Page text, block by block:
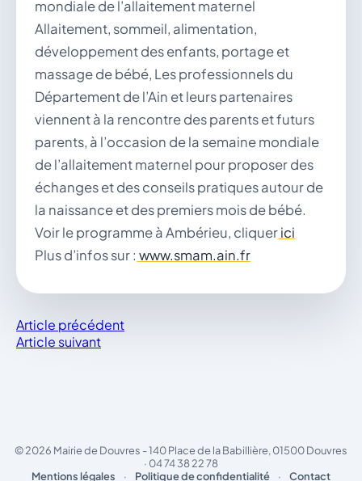
mondiale de l’allaitement maternel
Allaitement, sommeil, alimentation,
développement des enfants, portage et
massage de bébé, Les professionnels du
Département de l’Ain et leurs partenaires
viennent à la rencontre des parents et futurs
parents, à l’occasion de la semaine mondiale
de l’allaitement maternel pour proposer des
échanges et des conseils pratiques autour de
la naissance et des premiers mois de bébé.
Voir le programme à Ambérieu, cliquerici
Plus d’infos sur : www.smam.ain.fr
Article précédent
Article suivant
© 2026 Mairie de Douvres - 140 Place de la Babillière, 01500 Douvres
· 04 74 38 22 78
Mentions légales
· Politique de confidentialité · Contact